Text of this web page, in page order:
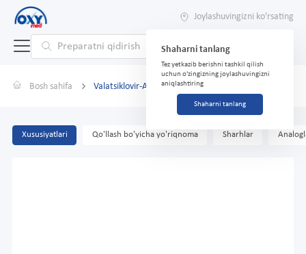
Joylashuvingizni ko'rsating
Shaharni tanlang
Tez yetkazib berishni tashkil qilish
uchun o'zingizning joylashuvingizni
aniqlashtiring
Shaharni tanlang
Bosh sahifa Valatsiklovir-Acos, 500 mg, tab. № 10
Xususiyatlari Qo'llash bo'yicha yo'riqnoma Sharhlar